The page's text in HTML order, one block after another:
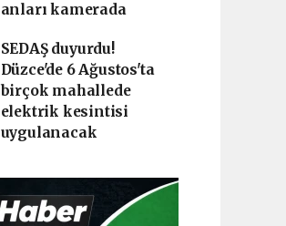
anları kamerada
SEDAŞ duyurdu!
Düzce'de 6 Ağustos'ta
birçok mahallede
elektrik kesintisi
uygulanacak